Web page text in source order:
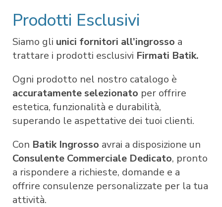
Prodotti Esclusivi
Siamo gli unici fornitori all’ingrosso a
trattare i prodotti esclusivi Firmati Batik.
Ogni prodotto nel nostro catalogo è
accuratamente selezionato per offrire
estetica, funzionalità e durabilità,
superando le aspettative dei tuoi clienti.
Con Batik Ingrosso avrai a disposizione un
Consulente Commerciale Dedicato, pronto
a rispondere a richieste, domande e a
offrire consulenze personalizzate per la tua
attività.